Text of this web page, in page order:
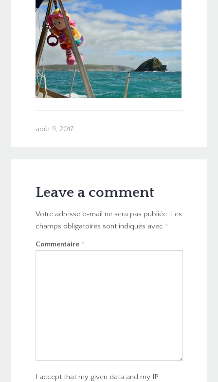
août 9, 2017
Leave a comment
Votre adresse e-mail ne sera pas publiée. Les
champs obligatoires sont indiqués avec *
Commentaire *
I accept that my given data and my IP